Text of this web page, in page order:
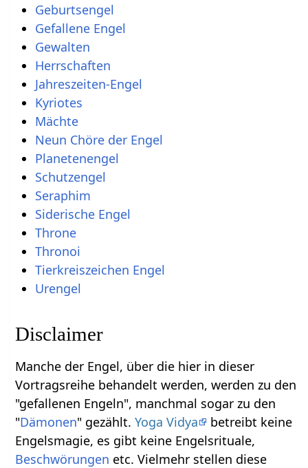
Geburtsengel
Gefallene Engel
Gewalten
Herrschaften
Jahreszeiten-Engel
Kyriotes
Mächte
Neun Chöre der Engel
Planetenengel
Schutzengel
Seraphim
Siderische Engel
Throne
Thronoi
Tierkreiszeichen Engel
Urengel
Disclaimer
Manche der Engel, über die hier in dieser
Vortragsreihe behandelt werden, werden zu den
"gefallenen Engeln", manchmal sogar zu den
"Dämonen" gezählt.Yoga Vidya
betreibt keine
Engelsmagie, es gibt keine Engelsrituale,
Beschwörungen etc. Vielmehr stellen diese